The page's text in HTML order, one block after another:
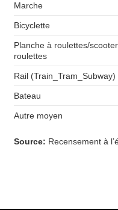
Marche
Bicyclette
Planche à roulettes/
roulettes
Rail (Train_Tram_Subway)
Bateau
Autre moyen
Source: Recensement à